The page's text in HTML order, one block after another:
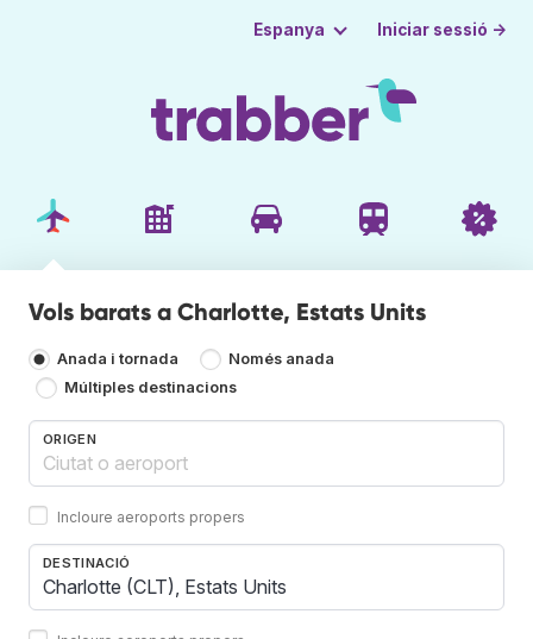
Espanya Iniciar sessió →
Vols barats a Charlotte, Estats Units
Anada i tornada
Només anada
Múltiples destinacions
ORIGEN
Incloure aeroports propers
DESTINACIÓ